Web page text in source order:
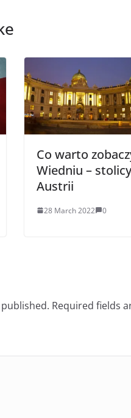
Co warto
Wiedniu – stolicy
Austrii
28 March 2022 0
Required fields